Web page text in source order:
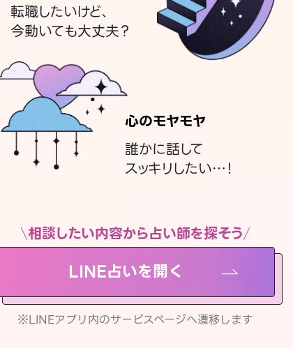
転職したいけど、
今動いても大丈夫？
心のモヤモヤ
誰かに話して
スッキリしたい…！
相談したい内容から占い師を探そう
LINE占いを開く
※LINEアプリ内のサービスページへ遷移します